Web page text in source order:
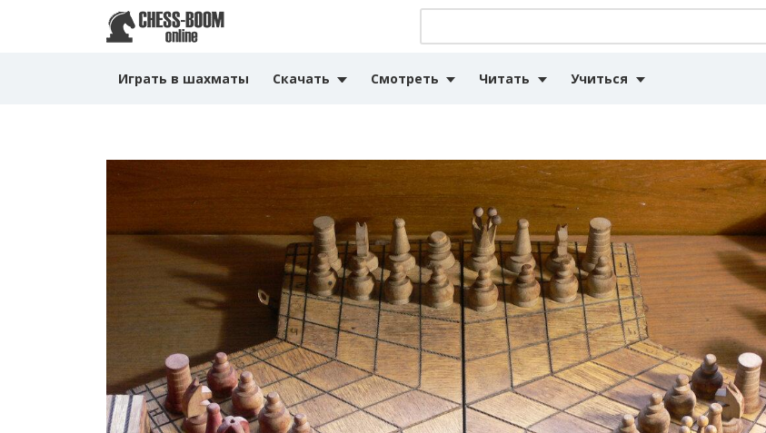
Играть в шахматы Скачать Смотреть Читать Учиться